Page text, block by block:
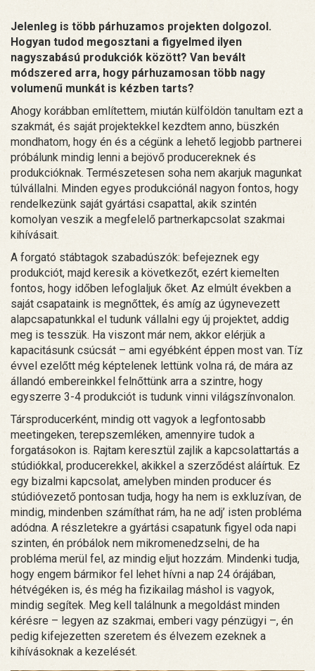
Jelenleg is több párhuzamos projekten dolgozol.
Hogyan tudod megosztani a figyelmed ilyen
nagyszabású produkciók között? Van bevált
módszered arra, hogy párhuzamosan több nagy
volumenű munkát is kézben tarts?
Ahogy korábban említettem, miután külföldön tanultam ezt a
szakmát, és saját projektekkel kezdtem anno, büszkén
mondhatom, hogy én és a cégünk a lehető legjobb partnerei
próbálunk mindig lenni a bejövő producereknek és
produkcióknak. Természetesen soha nem akarjuk magunkat
túlvállalni. Minden egyes produkciónál nagyon fontos, hogy
rendelkezünk saját gyártási csapattal, akik szintén
komolyan veszik a megfelelő partnerkapcsolat szakmai
kihívásait.
A forgató stábtagok szabadúszók: befejeznek egy
produkciót, majd keresik a következőt, ezért kiemelten
fontos, hogy időben lefoglaljuk őket. Az elmúlt években a
saját csapataink is megnőttek, és amíg az úgynevezett
alapcsapatunkkal el tudunk vállalni egy új projektet, addig
meg is tesszük. Ha viszont már nem, akkor elérjük a
kapacitásunk csúcsát – ami egyébként éppen most van. Tíz
évvel ezelőtt még képtelenek lettünk volna rá, de mára az
állandó embereinkkel felnőttünk arra a szintre, hogy
egyszerre 3-4 produkciót is tudunk vinni világszínvonalon.
Társproducerként, mindig ott vagyok a legfontosabb
meetingeken, terepszemléken, amennyire tudok a
forgatásokon is. Rajtam keresztül zajlik a kapcsolattartás a
stúdiókkal, producerekkel, akikkel a szerződést aláírtuk. Ez
egy bizalmi kapcsolat, amelyben minden producer és
stúdióvezető pontosan tudja, hogy ha nem is exkluzívan, de
mindig, mindenben számíthat rám, ha ne adj’ isten probléma
adódna. A részletekre a gyártási csapatunk figyel oda napi
szinten, én próbálok nem mikromenedzselni, de ha
probléma merül fel, az mindig eljut hozzám. Mindenki tudja,
hogy engem bármikor fel lehet hívni a nap 24 órájában,
hétvégéken is, és még ha fizikailag máshol is vagyok,
mindig segítek. Meg kell találnunk a megoldást minden
kérésre – legyen az szakmai, emberi vagy pénzügyi –, én
pedig kifejezetten szeretem és élvezem ezeknek a
kihívásoknak a kezelését.